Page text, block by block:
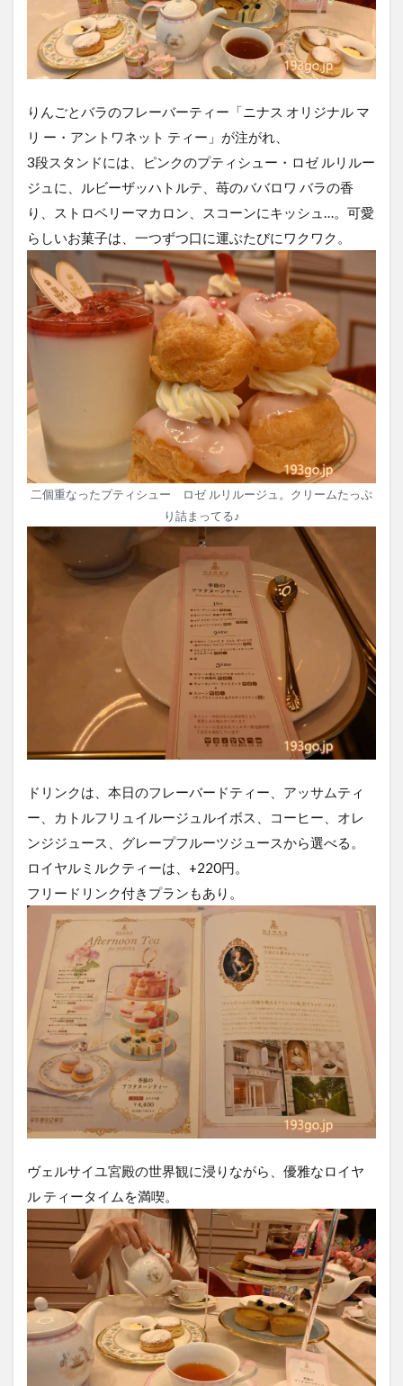
りんごとバラのフレーバーティー「ニナス オリジナル マ
リ ー・アントワネット ティー」が注がれ、
3段スタンドには、ピンクのプティシュー・ロゼ ルリルー
ジュに、ルビーザッハトルテ、苺のババロワ バラの香
り、ストロベリーマカロン、スコーンにキッシュ…。可愛
らしいお菓子は、一つずつ口に運ぶたびにワクワク。
二個重なったプティシュー ロゼ ルリルージュ。クリームたっぷ
り詰まってる♪
ドリンクは、本日のフレーバードティー、アッサムティ
ー、カトルフリュイルージュルイボス、コーヒー、オレ
ンジジュース、グレープフルーツジュースから選べる。
ロイヤルミルクティーは、+220円。
フリードリンク付きプランもあり。
ヴェルサイユ宮殿の世界観に浸りながら、優雅なロイヤ
ル ティータイムを満喫。